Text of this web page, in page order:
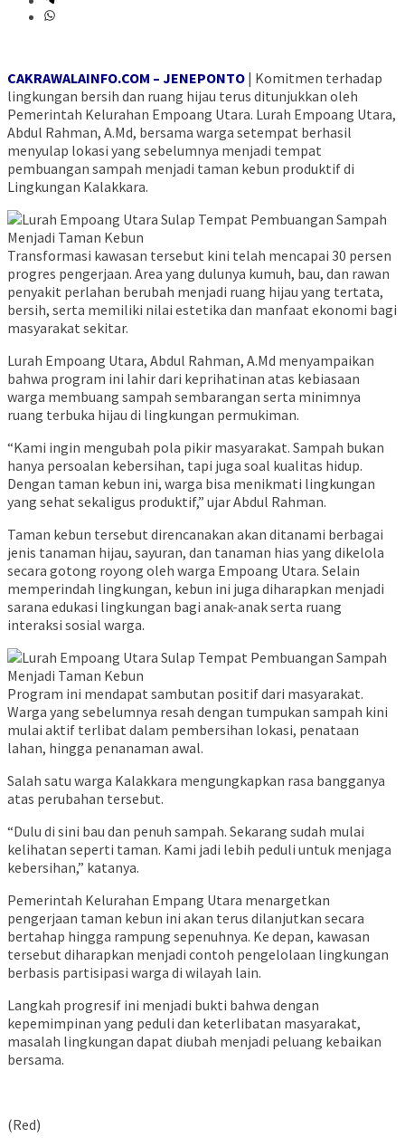
CAKRAWALAINFO.COM – JENEPONTO | Komitmen terhadap
lingkungan bersih dan ruang hijau terus ditunjukkan oleh
Pemerintah Kelurahan Empoang Utara. Lurah Empoang Utara,
Abdul Rahman, A.Md, bersama warga setempat berhasil
menyulap lokasi yang sebelumnya menjadi tempat
pembuangan sampah menjadi taman kebun produktif di
Lingkungan Kalakkara.
Transformasi kawasan tersebut kini telah mencapai 30 persen
progres pengerjaan. Area yang dulunya kumuh, bau, dan rawan
penyakit perlahan berubah menjadi ruang hijau yang tertata,
bersih, serta memiliki nilai estetika dan manfaat ekonomi bagi
masyarakat sekitar.
Lurah Empoang Utara, Abdul Rahman, A.Md menyampaikan
bahwa program ini lahir dari keprihatinan atas kebiasaan
warga membuang sampah sembarangan serta minimnya
ruang terbuka hijau di lingkungan permukiman.
“Kami ingin mengubah pola pikir masyarakat. Sampah bukan
hanya persoalan kebersihan, tapi juga soal kualitas hidup.
Dengan taman kebun ini, warga bisa menikmati lingkungan
yang sehat sekaligus produktif,” ujar Abdul Rahman.
Taman kebun tersebut direncanakan akan ditanami berbagai
jenis tanaman hijau, sayuran, dan tanaman hias yang dikelola
secara gotong royong oleh warga Empoang Utara. Selain
memperindah lingkungan, kebun ini juga diharapkan menjadi
sarana edukasi lingkungan bagi anak-anak serta ruang
interaksi sosial warga.
Program ini mendapat sambutan positif dari masyarakat.
Warga yang sebelumnya resah dengan tumpukan sampah kini
mulai aktif terlibat dalam pembersihan lokasi, penataan
lahan, hingga penanaman awal.
Salah satu warga Kalakkara mengungkapkan rasa bangganya
atas perubahan tersebut.
“Dulu di sini bau dan penuh sampah. Sekarang sudah mulai
kelihatan seperti taman. Kami jadi lebih peduli untuk menjaga
kebersihan,” katanya.
Pemerintah Kelurahan Empang Utara menargetkan
pengerjaan taman kebun ini akan terus dilanjutkan secara
bertahap hingga rampung sepenuhnya. Ke depan, kawasan
tersebut diharapkan menjadi contoh pengelolaan lingkungan
berbasis partisipasi warga di wilayah lain.
Langkah progresif ini menjadi bukti bahwa dengan
kepemimpinan yang peduli dan keterlibatan masyarakat,
masalah lingkungan dapat diubah menjadi peluang kebaikan
bersama.
(Red)